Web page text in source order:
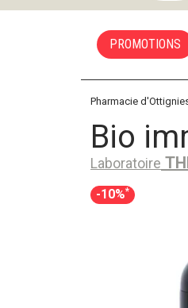
PROMOTIONS
Pharmacie
Bio
Laboratoire
-10%*